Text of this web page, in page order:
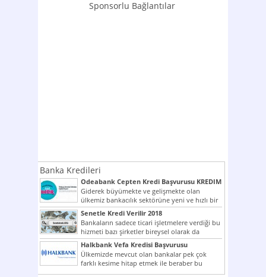
Sponsorlu Bağlantılar
Banka Kredileri
Odeabank Cepten Kredi Başvurusu KREDIM
8444
Giderek büyümekte ve gelişmekte olan
ülkemiz bankacılık sektörüne yeni ve hızlı bir
giriş yapmış olan...
Senetle Kredi Verilir 2018
Bankaların sadece ticari işletmelere verdiği bu
hizmeti bazı şirketler bireysel olarak da
vermektedir. Senetle kredi...
Halkbank Vefa Kredisi Başvurusu
Ülkemizde mevcut olan bankalar pek çok
farklı kesime hitap etmek ile beraber bu
noktada son...